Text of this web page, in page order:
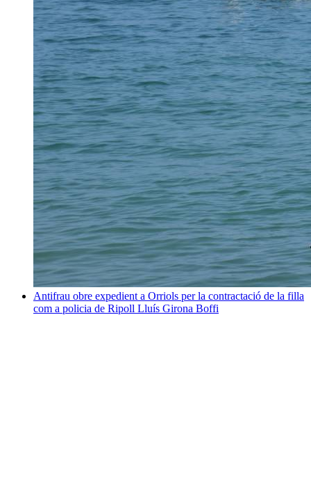
Antifrau obre expedient a Orriols per la contractació de la filla
com a policia de Ripoll Lluís Girona Boffi